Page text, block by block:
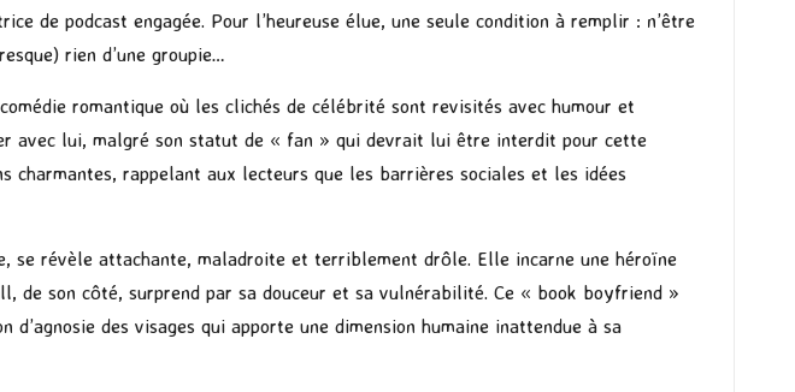
de podcast engagée. Pour l’heureuse élue, une seule condition à remplir : n’être
rien d’une groupie…
romantique où les clichés de célébrité sont revisités avec humour et
avec lui, malgré son statut de « fan » qui devrait lui être interdit pour cette
charmantes, rappelant aux lecteurs que les barrières sociales et les idées
se révèle attachante, maladroite et terriblement drôle. Elle incarne une héroïne
de son côté, surprend par sa douceur et sa vulnérabilité. Ce « book boyfriend »
des visages qui apporte une dimension humaine inattendue à sa